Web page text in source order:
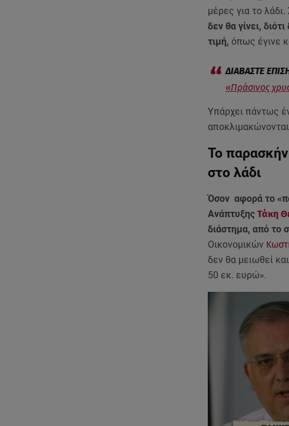
μέρες για το λάδι.
δεν θα γίνει,
τιμή, όπως έγινε
«Πράσινος
Υπάρχει πάντως
Το
στο λάδι
Όσον αφορά το
Ανάπτυξης Τάκη
διάστημα, από το
Οικονομικών
δεν θα μειωθεί
50 εκ. ευρώ».